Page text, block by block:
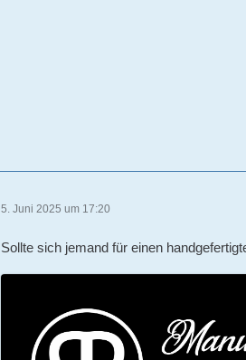
5. Juni 2025 um 17:20
Sollte sich jemand für einen